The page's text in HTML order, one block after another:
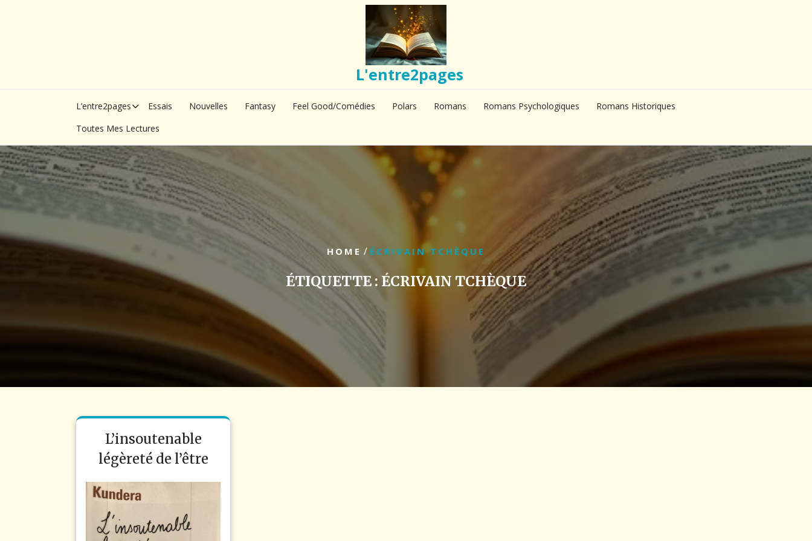
L'entre2pages
L’entre2pages Essais Nouvelles Fantasy Feel Good/Comédies Polars Romans Romans Psychologiques
Romans Historiques
Toutes Mes Lectures
HOME / ÉCRIVAIN TCHÈQUE
ÉTIQUETTE : ÉCRIVAIN TCHÈQUE
L’insoutenable
légèreté de l’être